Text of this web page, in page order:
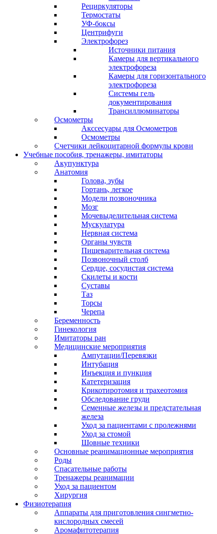
Рециркуляторы
Термостаты
УФ-боксы
Центрифуги
Электрофорез
Источники питания
Камеры для вертикального
электрофореза
Камеры для горизонтального
электрофореза
Системы гель
документирования
Трансиллюминаторы
Осмометры
Акссесуары для Осмометров
Осмометры
Счетчики лейкоцитарной формулы крови
Учебные пособия, тренажеры, имитаторы
Акупунктура
Анатомия
Голова, зубы
Гортань, легкое
Модели позвоночника
Мозг
Мочевыделительная система
Мускулатура
Нервная система
Органы чувств
Пищеварительная система
Позвоночный столб
Сердце, сосудистая система
Скилеты и кости
Суставы
Таз
Торсы
Черепа
Беременность
Гинекология
Имитаторы ран
Медицинские мероприятия
Ампутации/Перевязки
Интубация
Инъекция и пункция
Катетеризация
Крикотиротомия и трахеотомия
Обследование груди
Семенные железы и предстательная
железа
Уход за пациентами с пролежнями
Уход за стомой
Шовные техники
Основные реанимационные мероприятия
Роды
Спасательные работы
Тренажеры реанимации
Уход за пациентом
Хирургия
Физиотерапия
Аппараты для приготовления сингметно-
кислородных смесей
Аромафитотерапия